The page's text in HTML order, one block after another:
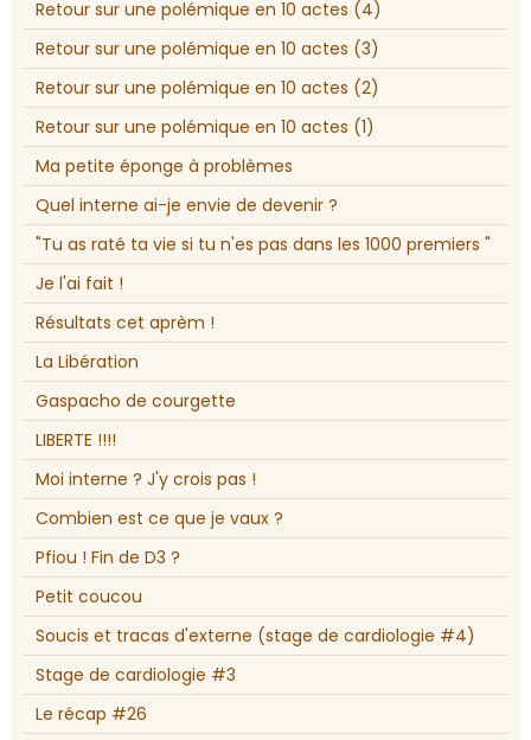
Retour sur une polémique en 10 actes (4)
Retour sur une polémique en 10 actes (3)
Retour sur une polémique en 10 actes (2)
Retour sur une polémique en 10 actes (1)
Ma petite éponge à problèmes
Quel interne ai-je envie de devenir ?
"Tu as raté ta vie si tu n'es pas dans les 1000 premiers "
Je l'ai fait !
Résultats cet aprèm !
La Libération
Gaspacho de courgette
LIBERTE !!!!
Moi interne ? J'y crois pas !
Combien est ce que je vaux ?
Pfiou ! Fin de D3 ?
Petit coucou
Soucis et tracas d'externe (stage de cardiologie #4)
Stage de cardiologie #3
Le récap #26